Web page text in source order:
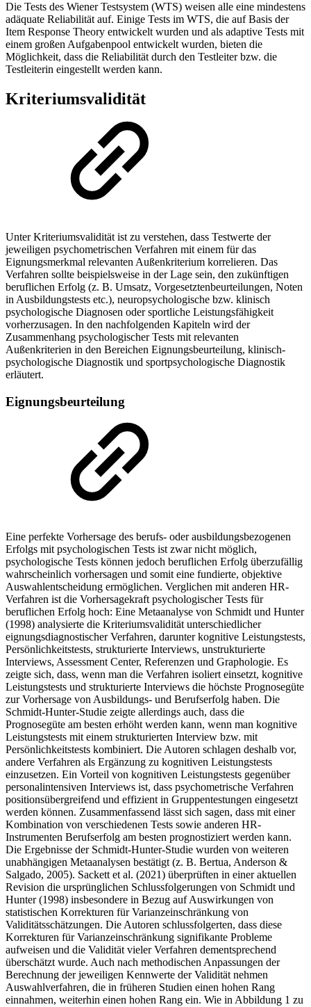
Die Tests des Wiener Testsystem (WTS) weisen alle eine mindestens
adäquate Reliabilität auf. Einige Tests im WTS, die auf Basis der
Item Response Theory entwickelt wurden und als adaptive Tests mit
einem großen Aufgabenpool entwickelt wurden, bieten die
Möglichkeit, dass die Reliabilität durch den Testleiter bzw. die
Testleiterin eingestellt werden kann.
Kriteriumsvalidität
Unter Kriteriumsvalidität ist zu verstehen, dass Testwerte der
jeweiligen psychometrischen Verfahren mit einem für das
Eignungsmerkmal relevanten Außenkriterium korrelieren. Das
Verfahren sollte beispielsweise in der Lage sein, den zukünftigen
beruflichen Erfolg (z. B. Umsatz, Vorgesetzten­beurteilungen, Noten
in Ausbildungstests etc.), neuropsychologische bzw. klinisch
psychologische Diagnosen oder sportliche Leistungsfähigkeit
vorherzusagen. In den nachfolgenden Kapiteln wird der
Zusammenhang psychologischer Tests mit relevanten
Außenkriterien in den Bereichen Eignungsbeurteilung, klinisch-
psychologische Diagnostik und sportpsychologische Diagnostik
erläutert.
Eignungsbeurteilung
Eine perfekte Vorhersage des berufs- oder ausbildungsbezogenen
Erfolgs mit psychologischen Tests ist zwar nicht möglich,
psychologische Tests können jedoch beruflichen Erfolg überzufällig
wahrscheinlich vorhersagen und somit eine fundierte, objektive
Auswahlentscheidung ermöglichen. Verglichen mit anderen HR-
Verfahren ist die Vorhersagekraft psychologischer Tests für
beruflichen Erfolg hoch: Eine Metaanalyse von Schmidt und Hunter
(1998) analysierte die Kriteriumsvalidität unterschiedlicher
eignungsdiagnostischer Verfahren, darunter kognitive Leistungstests,
Persönlichkeitstests, strukturierte Interviews, unstrukturierte
Interviews, Assessment Center, Referenzen und Graphologie. Es
zeigte sich, dass, wenn man die Verfahren isoliert einsetzt, kognitive
Leistungstests und strukturierte Interviews die höchste Prognosegüte
zur Vorhersage von Ausbildungs- und Berufserfolg haben. Die
Schmidt-Hunter-Studie zeigte allerdings auch, dass die
Prognosegüte am besten erhöht werden kann, wenn man kognitive
Leistungstests mit einem strukturierten Interview bzw. mit
Persönlichkeitstests kombiniert. Die Autoren schlagen deshalb vor,
andere Verfahren als Ergänzung zu kognitiven Leistungstests
einzusetzen. Ein Vorteil von kognitiven Leistungstests gegenüber
personalintensiven Interviews ist, dass psychometrische Verfahren
positionsübergreifend und effizient in Gruppentestungen eingesetzt
werden können. Zusammenfassend lässt sich sagen, dass mit einer
Kombination von verschiedenen Tests sowie anderen HR-
Instrumenten Berufserfolg am besten prognostiziert werden kann.
Die Ergebnisse der Schmidt-Hunter-Studie wurden von weiteren
unabhängigen Metaanalysen bestätigt (z. B. Bertua, Anderson &
Salgado, 2005). Sackett et al. (2021) überprüften in einer aktuellen
Revision die ursprünglichen Schlussfolgerungen von Schmidt und
Hunter (1998) insbesondere in Bezug auf Auswirkungen von
statistischen Korrekturen für Varianzeinschränkung von
Validitätsschätzungen. Die Autoren schlussfolgerten, dass diese
Korrekturen für Varianzeinschränkung signifikante Probleme
aufweisen und die Validität vieler Verfahren dementsprechend
überschätzt wurde. Auch nach methodischen Anpassungen der
Berechnung der jeweiligen Kennwerte der Validität nehmen
Auswahlverfahren, die in früheren Studien einen hohen Rang
einnahmen, weiterhin einen hohen Rang ein. Wie in Abbildung 1 zu